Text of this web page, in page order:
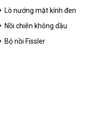
Lò nướng mặt kính đen
Nồi chiên không dầu
Bộ nồi Fissler